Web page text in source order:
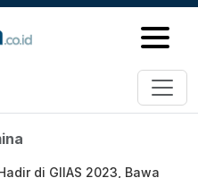
di GIIAS 2023, Bawa